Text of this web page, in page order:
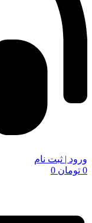
ورود | ثبت نام
0 تومان 0